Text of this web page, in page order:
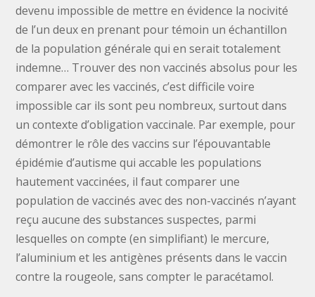
devenu impossible de mettre en évidence la nocivité
de l’un deux en prenant pour témoin un échantillon
de la population générale qui en serait totalement
indemne… Trouver des non vaccinés absolus pour les
comparer avec les vaccinés, c’est difficile voire
impossible car ils sont peu nombreux, surtout dans
un contexte d’obligation vaccinale. Par exemple, pour
démontrer le rôle des vaccins sur l’épouvantable
épidémie d’autisme qui accable les populations
hautement vaccinées, il faut comparer une
population de vaccinés avec des non-vaccinés n’ayant
reçu aucune des substances suspectes, parmi
lesquelles on compte (en simplifiant) le mercure,
l’aluminium et les antigènes présents dans le vaccin
contre la rougeole, sans compter le paracétamol.